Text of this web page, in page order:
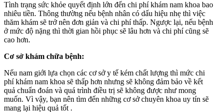
Tình trạng sức khỏe quyết định lớn đến chi phí khám nam khoa bao
nhiêu tiền. Thông thường nếu bệnh nhân có dấu hiệu nhẹ thì việc
thăm khám sẽ trở nên đơn giản và chi phí thấp. Ngược lại, nếu bệnh
ở mức độ nặng thì thời gian hồi phục sẽ lâu hơn và chi phí cũng sẽ
cao hơn.
Cơ sở khám chữa bệnh:
Nếu nam giới lựa chọn các cơ sở y tế kém chất lượng thì mức chi
phí khám nam khoa sẽ thấp hơn nhưng sẽ không đảm bảo về kết
quả chuẩn đoán và quá trình điều trị sẽ không được như mong
muốn. Vì vậy, bạn nên tìm đến những cơ sở chuyên khoa uy tín sẽ
mang lại hiệu quả tốt .